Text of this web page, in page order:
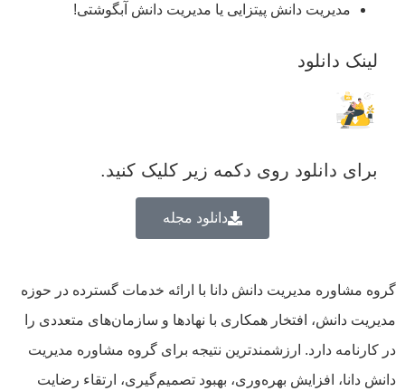
مدیریت دانش پیتزایی یا مدیریت دانش آبگوشتی!
لینک دانلود
برای دانلود روی دکمه زیر کلیک کنید.
دانلود مجله
گروه مشاوره مدیریت دانش دانا با ارائه خدمات گسترده در حوزه
مدیریت دانش، افتخار همکاری با نهادها و سازمان‌های متعددی را
در کارنامه دارد. ارزشمندترین نتیجه برای گروه مشاوره مدیریت
دانش دانا، افزایش بهره‌وری، بهبود تصمیم‌گیری، ارتقاء رضایت